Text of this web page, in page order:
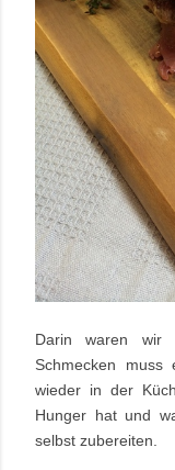
Darin waren wir
Schmecken
wieder in der
Hunger hat und
selbst zubereiten.